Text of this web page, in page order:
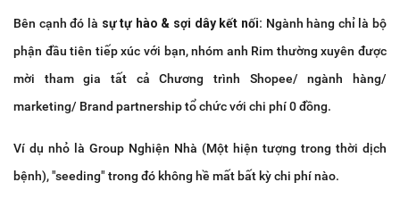
Bên cạnh đó là sự tự hào & sợi dây kết nối: Ngành hàng chỉ là bộ
phận đầu tiên tiếp xúc với bạn, nhóm anh Rim thường xuyên được
mời tham gia tất cả Chương trình Shopee/ ngành hàng/
marketing/ Brand partnership tổ chức với chi phí 0 đồng.
Ví dụ nhỏ là Group Nghiện Nhà (Một hiện tượng trong thời dịch
bệnh), "seeding" trong đó không hề mất bất kỳ chi phí nào.